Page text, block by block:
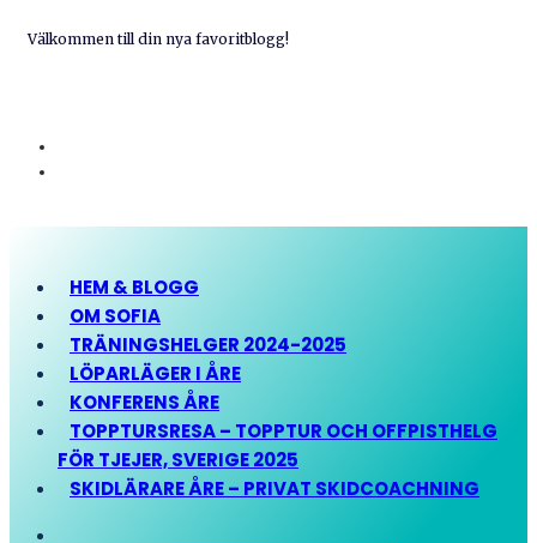
Välkommen till din nya favoritblogg!
HEM & BLOGG
OM SOFIA
TRÄNINGSHELGER 2024-2025
LÖPARLÄGER I ÅRE
KONFERENS ÅRE
TOPPTURSRESA – TOPPTUR OCH OFFPISTHELG
FÖR TJEJER, SVERIGE 2025
SKIDLÄRARE ÅRE – PRIVAT SKIDCOACHNING